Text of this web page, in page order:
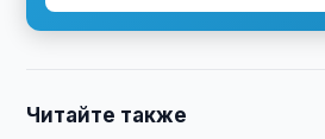
Читайте также